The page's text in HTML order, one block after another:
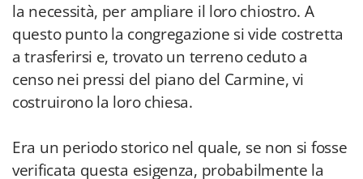
la necessità, per ampliare il loro chiostro. A
questo punto la congregazione si vide costretta
a trasferirsi e, trovato un terreno ceduto a
censo nei pressi del piano del Carmine, vi
costruirono la loro chiesa.
Era un periodo storico nel quale, se non si fosse
verificata questa esigenza, probabilmente la